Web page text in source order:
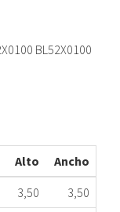
BL52X0100
Alto
Ancho
3,50
3,50